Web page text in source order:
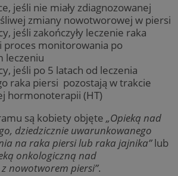
jeśli nie miały zdiagnozowanej
zmiany nowotworowej w piersi
jeśli zakończyły leczenie raka
proces monitorowania po
leczeniu
jeśli po 5 latach od leczenia
raka piersi pozostają w trakcie
hormonoterapii (HT)
są kobiety objęte „Opieką nad
dziedzicznie uwarunkowanego
na raka piersi lub raka jajnika”lub
onkologiczną nad
nowotworem piersi”.